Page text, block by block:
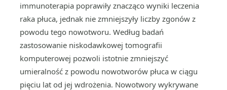
immunoterapia poprawiły znacząco wyniki leczenia
raka płuca, jednak nie zmniejszyły liczby zgonów z
powodu tego nowotworu. Według badań
zastosowanie niskodawkowej tomografii
komputerowej pozwoli istotnie zmniejszyć
umieralność z powodu nowotworów płuca w ciągu
pięciu lat od jej wdrożenia. Nowotwory wykrywane